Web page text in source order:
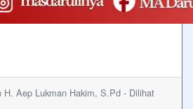
H. Aep Lukman Hakim, S.Pd - Dilihat